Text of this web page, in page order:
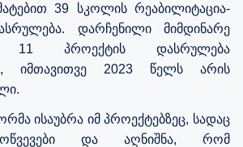
39 სკოლის რეაბილიტაცია-
დარჩენილი მიმდინარე
11 პროექტის დასრულება
იმთავითვე 2023 წელს არის
ისაუბრა იმ პროექტებზეც, სადაც
და აღნიშნა, რომ